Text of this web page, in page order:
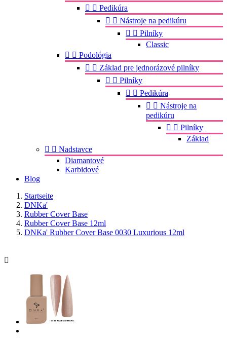
  Pedikúra
  Nástroje na pedikúru
  Pilníky
Classic
  Podológia
  Základ pre jednorázové pilníky
  Pilníky
  Pedikúra
  Nástroje na
pedikúru
  Pilníky
Základ
  Nadstavce
Diamantové
Karbidové
Blog
Startseite
DNKa'
Rubber Cover Base
Rubber Cover Base 12ml
DNKa' Rubber Cover Base 0030 Luxurious 12ml
